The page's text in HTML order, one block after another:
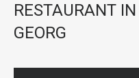
RESTAURANT
GEORG